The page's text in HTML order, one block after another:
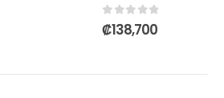
0out of 5
₡138,700